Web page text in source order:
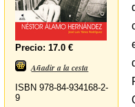
Precio: 17.0 €
Añadir a la cesta
ISBN 978-84-934168-2-
9